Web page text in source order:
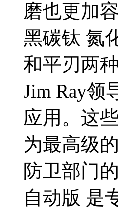
磨也更加
黑碳钛 氮
和平刃两
Jim Ray领
应用。这
为最高级
防卫部门
自动版 是